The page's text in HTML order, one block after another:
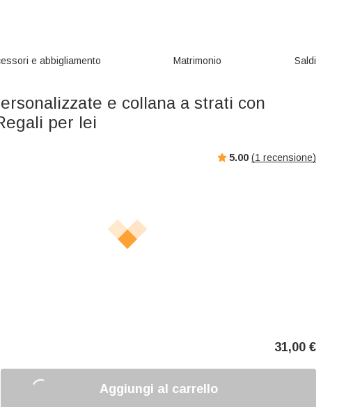
e abbigliamento Matrimonio Saldi
e collana a strati con
per lei
5.00 (1 recensione)
31,00 €
Aggiungi al carrello